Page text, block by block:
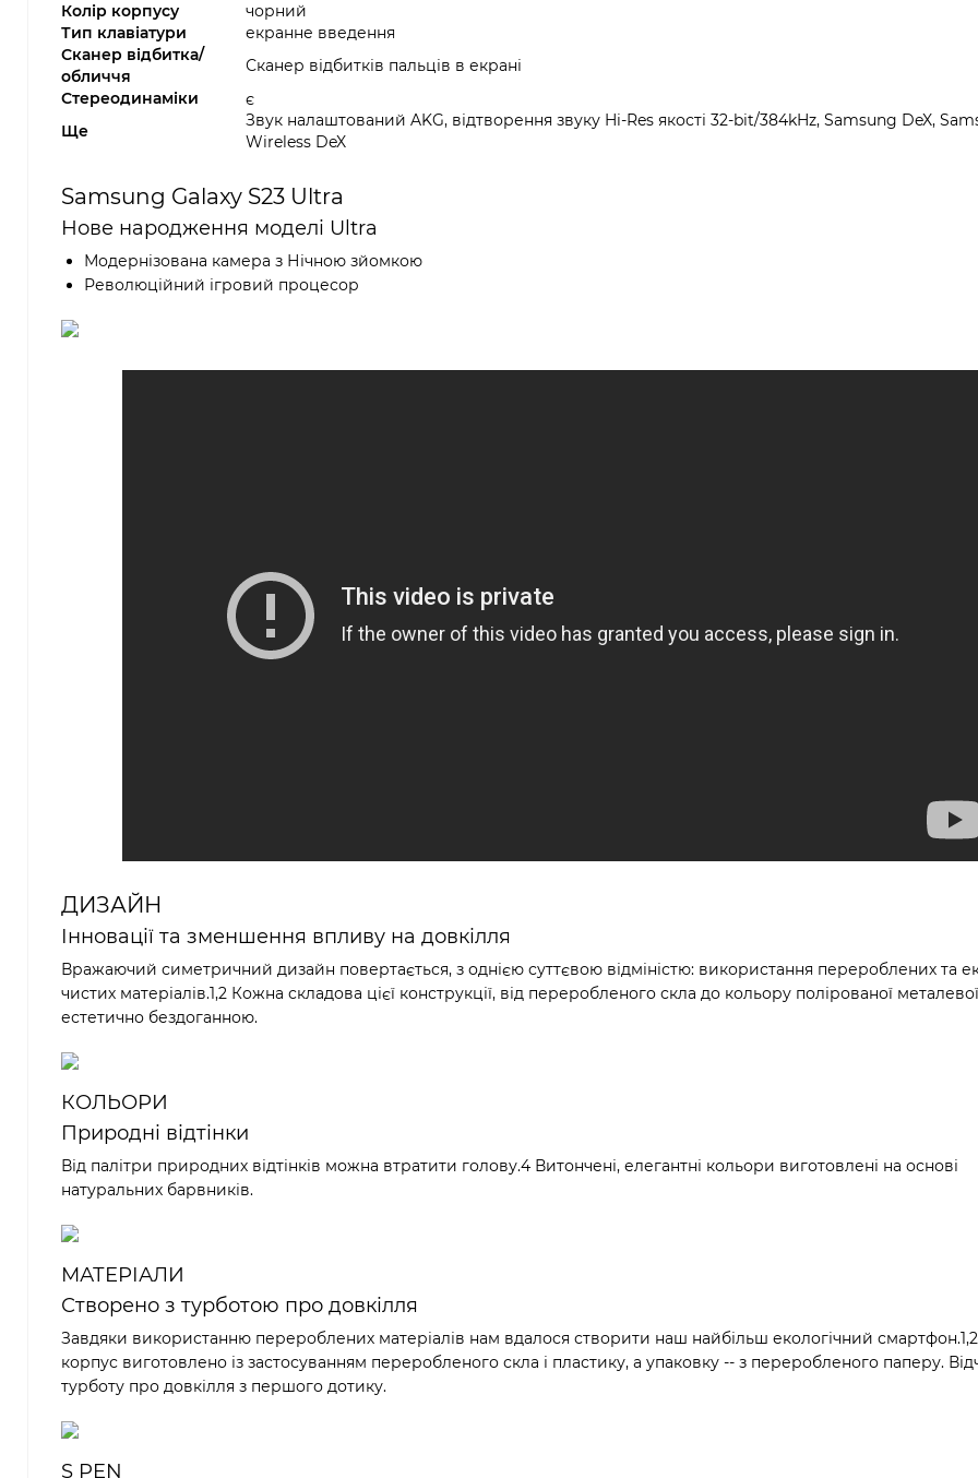
Колір корпусу
чорний
Тип клавіатури
екранне введення
Сканер відбитка/
обличчя
Сканер відбитків пальців в екрані
Стереодинаміки
є
Ще
Звук налаштований AKG, відтворення звуку Hi-Res якості 32-bit/384kHz, Samsung DeX,
Wireless DeX
Samsung Galaxy S23 Ultra
Нове народження моделі Ultra
Модернізована камера з Нічною зйомкою
Революційний ігровий процесор
ДИЗАЙН
Інновації та зменшення впливу на довкілля
Вражаючий симетричний дизайн повертається, з однією суттєвою відміністю: використання перероблених та
чистих матеріалів.1,2 Кожна складова цієї конструкції, від переробленого скла до кольору полірованої
естетично бездоганною.
КОЛЬОРИ
Природні відтінки
Від палітри природних відтінків можна втратити голову.4 Витончені, елегантні кольори виготовлені на основі
натуральних барвників.
МАТЕРІАЛИ
Створено з турботою про довкілля
Завдяки використанню перероблених матеріалів нам вдалося створити наш найбільш екологічний
корпус виготовлено із застосуванням переробленого скла і пластику, а упаковку -- з переробленого паперу.
турботу про довкілля з першого дотику.
S PEN